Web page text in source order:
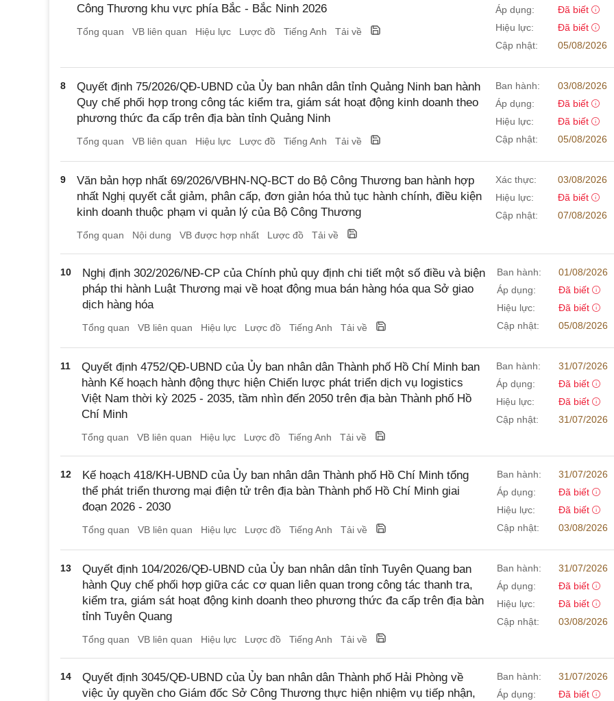
Công Thương khu vực phía Bắc - Bắc Ninh 2026
Tổng quan VB liên quan Hiệu lực Lược đồ Tiếng Anh Tải về
Áp dụng:
Đã biết
Hiệu lực:
Đã biết
Cập nhật:
05/08/2026
8
Quyết định 75/2026/QĐ-UBND của Ủy ban nhân dân tỉnh Quảng Ninh ban hành
Quy chế phối hợp trong công tác kiểm tra, giám sát hoạt động kinh doanh theo
phương thức đa cấp trên địa bàn tỉnh Quảng Ninh
Tổng quan VB liên quan Hiệu lực Lược đồ Tiếng Anh Tải về
Ban hành:
03/08/2026
Áp dụng:
Đã biết
Hiệu lực:
Đã biết
Cập nhật:
05/08/2026
9
Văn bản hợp nhất 69/2026/VBHN-NQ-BCT do Bộ Công Thương ban hành hợp
nhất Nghị quyết cắt giảm, phân cấp, đơn giản hóa thủ tục hành chính, điều kiện
kinh doanh thuộc phạm vi quản lý của Bộ Công Thương
Tổng quan Nội dung VB được hợp nhất Lược đồ Tải về
Xác thực:
03/08/2026
Hiệu lực:
Đã biết
Cập nhật:
07/08/2026
10
Nghị định 302/2026/NĐ-CP của Chính phủ quy định chi tiết một số điều và biện
pháp thi hành Luật Thương mại về hoạt động mua bán hàng hóa qua Sở giao
dịch hàng hóa
Tổng quan VB liên quan Hiệu lực Lược đồ Tiếng Anh Tải về
Ban hành:
01/08/2026
Áp dụng:
Đã biết
Hiệu lực:
Đã biết
Cập nhật:
05/08/2026
11
Quyết định 4752/QĐ-UBND của Ủy ban nhân dân Thành phố Hồ Chí Minh ban
hành Kế hoạch hành động thực hiện Chiến lược phát triển dịch vụ logistics
Việt Nam thời kỳ 2025 - 2035, tầm nhìn đến 2050 trên địa bàn Thành phố Hồ
Chí Minh
Tổng quan VB liên quan Hiệu lực Lược đồ Tiếng Anh Tải về
Ban hành:
31/07/2026
Áp dụng:
Đã biết
Hiệu lực:
Đã biết
Cập nhật:
31/07/2026
12
Kế hoạch 418/KH-UBND của Ủy ban nhân dân Thành phố Hồ Chí Minh tổng
thể phát triển thương mại điện tử trên địa bàn Thành phố Hồ Chí Minh giai
đoạn 2026 - 2030
Tổng quan VB liên quan Hiệu lực Lược đồ Tiếng Anh Tải về
Ban hành:
31/07/2026
Áp dụng:
Đã biết
Hiệu lực:
Đã biết
Cập nhật:
03/08/2026
13
Quyết định 104/2026/QĐ-UBND của Ủy ban nhân dân tỉnh Tuyên Quang ban
hành Quy chế phối hợp giữa các cơ quan liên quan trong công tác thanh tra,
kiểm tra, giám sát hoạt động kinh doanh theo phương thức đa cấp trên địa bàn
tỉnh Tuyên Quang
Tổng quan VB liên quan Hiệu lực Lược đồ Tiếng Anh Tải về
Ban hành:
31/07/2026
Áp dụng:
Đã biết
Hiệu lực:
Đã biết
Cập nhật:
03/08/2026
14
Quyết định 3045/QĐ-UBND của Ủy ban nhân dân Thành phố Hải Phòng về
việc ủy quyền cho Giám đốc Sở Công Thương thực hiện nhiệm vụ tiếp nhận,
Ban hành:
31/07/2026
Áp dụng:
Đã biết